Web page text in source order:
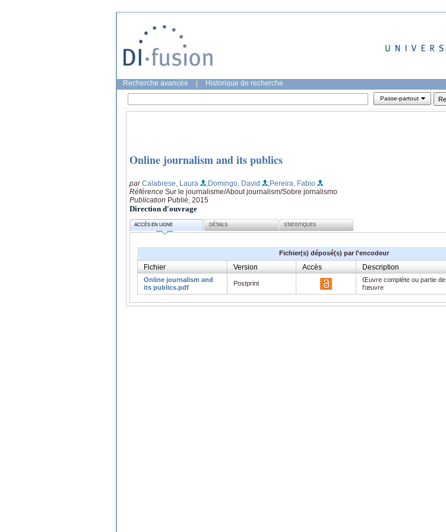
Recherche avancée Historique de recherche
Passe-partout
Online journalism and its publics
parCalabrese, Laura ;Domingo, David
;Pereira, Fabio
Référence Sur le journalisme/About journalism/Sobre jornalismo
Publication Publié, 2015
Direction d'ouvrage
ACCÈS EN LIGNE DÉTAILS STATISTIQUES
Fichier(s) déposé(s) par l'encodeur
Fichier Version Accès Description
Online journalism and
its publics.pdf
Postprint
Œuvre complète ou partie de
l'œuvre